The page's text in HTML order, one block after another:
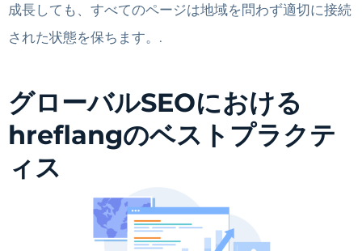
成長しても、すべてのページは地域を問わず適切に接続
された状態を保ちます。.
グローバルSEOにおける
hreflangのベストプラクテ
ィス